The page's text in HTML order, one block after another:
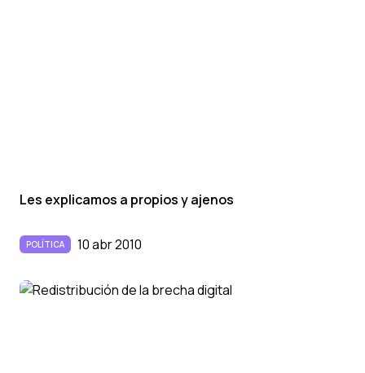
Les explicamos a propios y ajenos
POLÍTICA 10 abr 2010